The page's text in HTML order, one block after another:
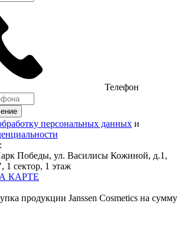
Телефон
персональных данных и
Победы, ул. Василисы Кожиной, д.1,
сектор, 1 этаж
КАРТЕ
продукции Janssen Cosmetics на сумму